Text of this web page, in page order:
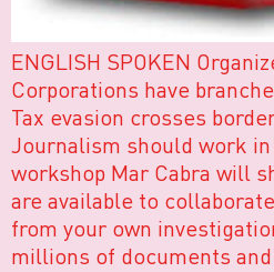
ENGLISH SPOKEN
Corporations have
Tax evasion crosses
Journalism should work
workshop Mar Cabra will
are available to
from your own
millions of documents